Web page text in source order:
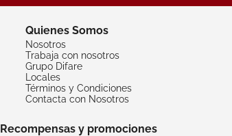
Quienes Somos
Nosotros
Trabaja con nosotros
Grupo Difare
Locales
Términos y Condiciones
Contacta con Nosotros
Recompensas y promociones